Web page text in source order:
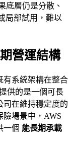
底層仍是分散、
局部試用，難以
營運結構
有系統架構在整合
供的是一個可長
司在維持穩定度的
場景中，AWS
一個 能長期承載